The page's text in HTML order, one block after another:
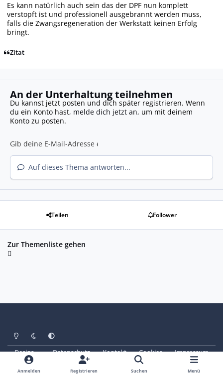
Es kann natürlich auch sein das der DPF nun komplett
verstopft ist und professionell ausgebrannt werden muss,
falls die Zwangsregeneration der Werkstatt keinen Erfolg
bringt.
Zitat
An der Unterhaltung teilnehmen
Du kannst jetzt posten und dich später registrieren. Wenn
du ein Konto hast, melde dich jetzt an, um mit deinem
Konto zu posten.
Auf dieses Thema antworten...
Teilen Follower
Zur Themenliste gehen
Heller ModusDunkler Modus
Systemeinstellung
Design Datenschutz Kontakt Cookies
Impressum
© Copyright 2025 - SAABoteure e. V.
Powered by Invision Community
Anmelden Registrieren Suchen Menü